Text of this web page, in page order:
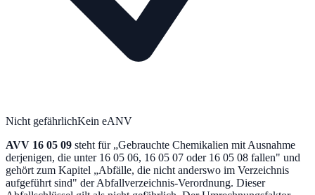
Nicht gefährlichKein eANV
AVV 16 05 09 steht für „Gebrauchte Chemikalien mit Ausnahme
derjenigen, die unter 16 05 06, 16 05 07 oder 16 05 08 fallen" und
gehört zum Kapitel „Abfälle, die nicht anderswo im Verzeichnis
aufgeführt sind" der Abfallverzeichnis-Verordnung. Dieser